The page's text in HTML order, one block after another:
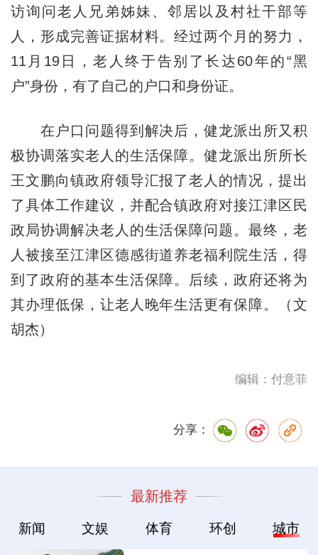
访询问老人兄弟姊妹、邻居以及村社干部等
人，形成完善证据材料。经过两个月的努力，
11月19日，老人终于告别了长达60年的“黑
户”身份，有了自己的户口和身份证。
在户口问题得到解决后，健龙派出所又积
极协调落实老人的生活保障。健龙派出所所长
王文鹏向镇政府领导汇报了老人的情况，提出
了具体工作建议，并配合镇政府对接江津区民
政局协调解决老人的生活保障问题。最终，老
人被接至江津区德感街道养老福利院生活，得
到了政府的基本生活保障。后续，政府还将为
其办理低保，让老人晚年生活更有保障。（文
胡杰）
编辑：付意菲
分享：
最新推荐
新闻 文娱 体育 环创 城市